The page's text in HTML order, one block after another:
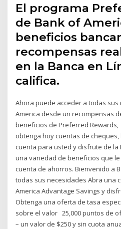
El programa
de Bank of
beneficios
recompensas
en la Banca en
califica.
Ahora puede acceder a todas
America desde un recompensas
beneficios de Preferred Rewards,
obtenga hoy cuentas de cheques,
cuenta para usted y disfrute de la
una variedad de beneficios que
cuenta de ahorros. Bienvenido a
todas sus necesidades Abra una
America Advantage Savings y
Obtenga una oferta de tasa
sobre el valor 25,000 puntos de
– un valor de $250 y sin cuota